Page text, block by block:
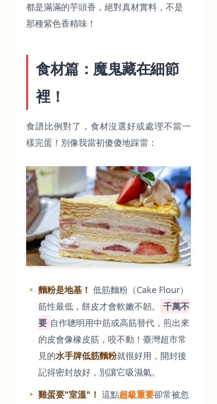
都是滿滿的芋頭香，絕對真材實料，不是
那種紫色香精味！
食材篇：魔鬼藏在細節
裡！
食譜比例對了，食材沒選好或處理不當一
樣完蛋！別像我當初傻傻地踩雷：
麵粉是地基！ 低筋麵粉（Cake Flour）
筋性最低，餅皮才會軟嫩不韌。
千萬不
要 自作聰明用中筋或高筋替代，煎出來
的皮會像橡皮筋，咬不動！臺灣超市常
見的水手牌低筋麵粉就很好用，開封後
記得密封放好，別讓它吸濕氣。
雞蛋要"室溫"！ 這點超級重要卻常被忽